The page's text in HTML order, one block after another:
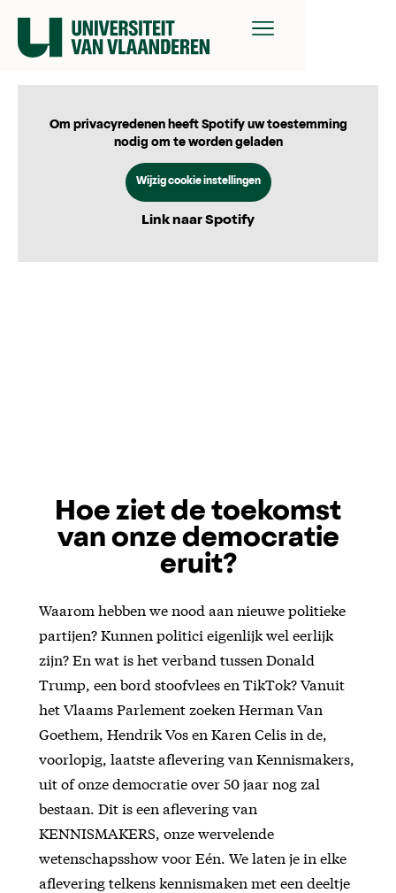
Om privacyredenen heeft Spotify uw toestemming
nodig om te worden geladen
Wijzig cookie instellingen
Link naar Spotify
Hoe ziet de toekomst
van onze democratie
eruit?
Waarom hebben we nood aan nieuwe politieke
partijen? Kunnen politici eigenlijk wel eerlijk
zijn? En wat is het verband tussen Donald
Trump, een bord stoofvlees en TikTok? Vanuit
het Vlaams Parlement zoeken Herman Van
Goethem, Hendrik Vos en Karen Celis in de,
voorlopig, laatste aflevering van Kennismakers,
uit of onze democratie over 50 jaar nog zal
bestaan. Dit is een aflevering van
KENNISMAKERS, onze wervelende
wetenschapsshow voor Eén. We laten je in elke
aflevering telkens kennismaken met een deeltje